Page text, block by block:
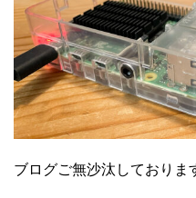
ブログご無沙汰しておりま